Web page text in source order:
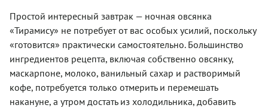
Простой интересный завтрак — ночная овсянка
«Тирамису» не потребует от вас особых усилий, поскольку
«готовится» практически самостоятельно. Большинство
ингредиентов рецепта, включая собственно овсянку,
маскарпоне, молоко, ванильный сахар и растворимый
кофе, потребуется только отмерить и перемешать
накануне, а утром достать из холодильника, добавить